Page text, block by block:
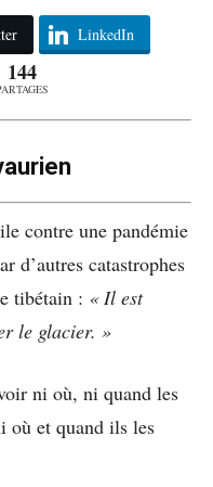
LinkedIn
144
contre une pandémie
d’autres catastrophes
tibétain : « Il est
le glacier. »
ni où, ni quand les
où et quand ils les